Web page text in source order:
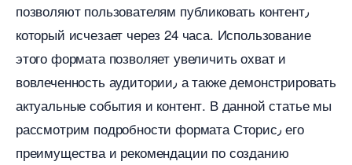
позволяют пользователям публиковать контент٫
который исчезает через 24 часа.​ Использование
этого формата позволяет увеличить охват и
овлеченность аудитории٫ а также демонстрировать
актуальные события и контент.​ В данной статье мы
рассмотрим подробности формата Сторис٫ его
преимущества и рекомендации по созданию